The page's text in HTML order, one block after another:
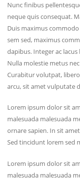
Nunc finibus
neque quis consequat.
Duis maximus
sem sed, maximus
dapibus. Integer ac
Nulla molestie metus
Curabitur volutpat,
arcu, sit amet vulputate
Lorem ipsum dolor sit
malesuada malesuada
ornare sapien. In sit
Sed tincidunt lorem sed
Lorem ipsum dolor sit
malesuada malesuada